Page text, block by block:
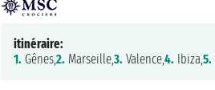
itinéraire:
1. Gênes,2. Marseille,3. Valence,4. Ibiza,5.